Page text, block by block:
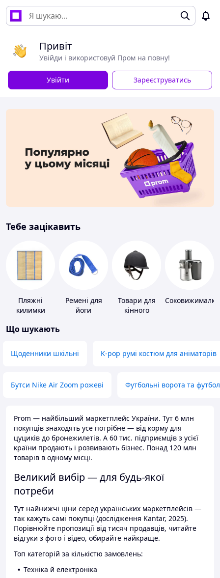
Привіт
Увійди і використовуй Пром на повну!
Увійти Зареєструватись
Тебе зацікавить
Пляжні
килимки
Ремені для
йоги
Товари для
кінного
Соковижималки
Що шукають
Щоденники шкільні K-pop румі костюм для аніматорів
Бутси Nike Air Zoom рожеві Футбольні ворота та
Prom — найбільший маркетплейс України. Тут 6 млн
покупців знаходять усе потрібне — від корму для
цуциків до бронежилетів. А 60 тис. підприємців з усієї
країни продають і розвивають бізнес. Понад 120 млн
товарів в одному місці.
Великий вибір — для будь-якої
потреби
Тут найнижчі ціни серед українських маркетплейсів —
так кажуть самі покупці (дослідження Kantar, 2025).
Порівнюйте пропозиції від тисяч продавців, читайте
відгуки з фото і відео, обирайте найкраще.
Топ категорій за кількістю замовлень:
Техніка й електроніка